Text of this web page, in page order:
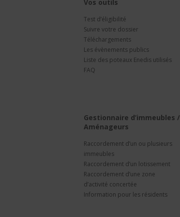
Vos outils
Test d’éligibilité
Suivre votre dossier
Téléchargements
Les évènements publics
Liste des poteaux Enedis utilisés
FAQ
Gestionnaire d’immeubles /
Aménageurs
Raccordement d’un ou plusieurs
immeubles
Raccordement d’un lotissement
Raccordement d’une zone
d’activité concertée
Information pour les résidents